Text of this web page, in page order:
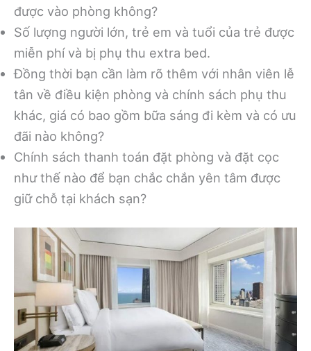
được vào phòng không?
Số lượng người lớn, trẻ em và tuổi của trẻ được
miễn phí và bị phụ thu extra bed.
Đồng thời bạn cần làm rõ thêm với nhân viên lễ
tân về điều kiện phòng và chính sách phụ thu
khác, giá có bao gồm bữa sáng đi kèm và có ưu
đãi nào không?
Chính sách thanh toán đặt phòng và đặt cọc
như thế nào để bạn chắc chắn yên tâm được
giữ chỗ tại khách sạn?